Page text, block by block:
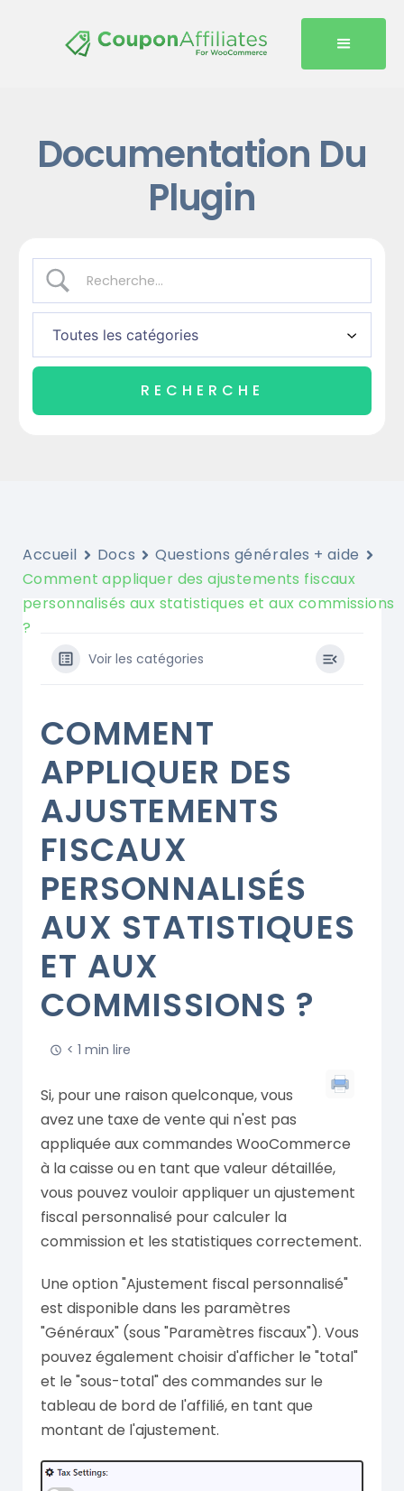
Documentation Du
Plugin
Accueil Docs
Questions générales + aide
Comment appliquer des ajustements fiscaux
personnalisés aux statistiques et aux commissions
?
Voir les catégories
COMMENT
APPLIQUER DES
AJUSTEMENTS
FISCAUX
PERSONNALISÉS
AUX STATISTIQUES
ET AUX
COMMISSIONS ?
< 1 min lire
Si, pour une raison quelconque, vous
avez une taxe de vente qui n'est pas
appliquée aux commandes WooCommerce
à la caisse ou en tant que valeur détaillée,
vous pouvez vouloir appliquer un ajustement
fiscal personnalisé pour calculer la
commission et les statistiques correctement.
Une option "Ajustement fiscal personnalisé"
est disponible dans les paramètres
"Généraux" (sous "Paramètres fiscaux"). Vous
pouvez également choisir d'afficher le "total"
et le "sous-total" des commandes sur le
tableau de bord de l'affilié, en tant que
montant de l'ajustement.